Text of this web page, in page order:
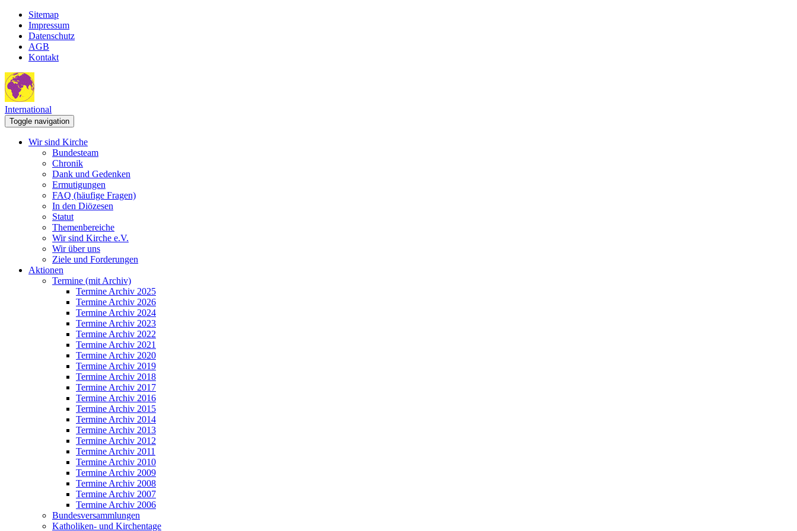
Sitemap
Impressum
Datenschutz
AGB
Kontakt
International
Toggle navigation
Wir sind Kirche
Bundesteam
Chronik
Dank und Gedenken
Ermutigungen
FAQ (häufige Fragen)
In den Diözesen
Statut
Themenbereiche
Wir sind Kirche e.V.
Wir über uns
Ziele und Forderungen
Aktionen
Termine (mit Archiv)
Termine Archiv 2025
Termine Archiv 2026
Termine Archiv 2024
Termine Archiv 2023
Termine Archiv 2022
Termine Archiv 2021
Termine Archiv 2020
Termine Archiv 2019
Termine Archiv 2018
Termine Archiv 2017
Termine Archiv 2016
Termine Archiv 2015
Termine Archiv 2014
Termine Archiv 2013
Termine Archiv 2012
Termine Archiv 2011
Termine Archiv 2010
Termine Archiv 2009
Termine Archiv 2008
Termine Archiv 2007
Termine Archiv 2006
Bundesversammlungen
Katholiken- und Kirchentage